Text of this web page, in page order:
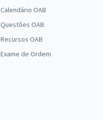
Calendário OAB
Questões OAB
Recursos OAB
Exame de Ordem